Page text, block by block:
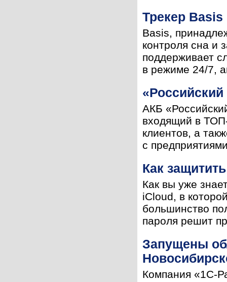
Трекер
Basis,
контроля сна и
поддерживает
в режиме 24/7,
АКБ
входящий в ТОП-
клиентов, а
с
Как
Как вы уже
iCloud, в
большинство
пароля решит
Запущены
Компания «1С-